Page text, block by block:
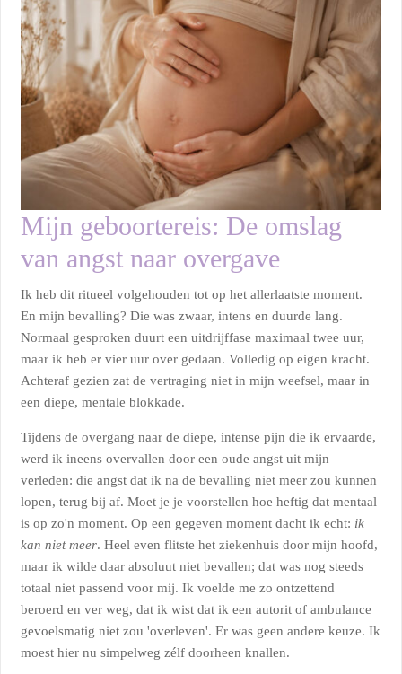
Mijn geboortereis: De omslag
van angst naar overgave
Ik heb dit ritueel volgehouden tot op het allerlaatste moment.
En mijn bevalling? Die was zwaar, intens en duurde lang.
Normaal gesproken duurt een uitdrijffase maximaal twee uur,
maar ik heb er vier uur over gedaan. Volledig op eigen kracht.
Achteraf gezien zat de vertraging niet in mijn weefsel, maar in
een diepe, mentale blokkade.
Tijdens de overgang naar de diepe, intense pijn die ik ervaarde,
werd ik ineens overvallen door een oude angst uit mijn
verleden: die angst dat ik na de bevalling niet meer zou kunnen
lopen, terug bij af. Moet je je voorstellen hoe heftig dat mentaal
is op zo'n moment. Op een gegeven moment dacht ik echt: ik
kan niet meer. Heel even flitste het ziekenhuis door mijn hoofd,
maar ik wilde daar absoluut niet bevallen; dat was nog steeds
totaal niet passend voor mij. Ik voelde me zo ontzettend
beroerd en ver weg, dat ik wist dat ik een autorit of ambulance
gevoelsmatig niet zou 'overleven'. Er was geen andere keuze. Ik
moest hier nu simpelweg zélf doorheen knallen.